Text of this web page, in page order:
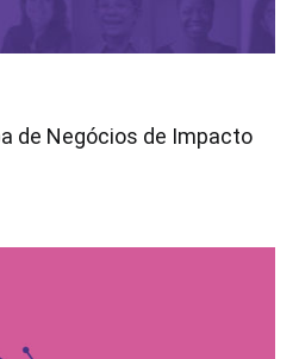
de Negócios de Impacto